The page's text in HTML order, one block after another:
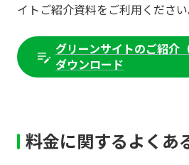
イトご紹介資料をご利用ください
グリーンサイトのご紹介
ダウンロード
料金に関するよくあ